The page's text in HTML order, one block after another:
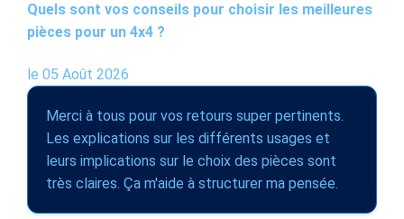
Quels sont vos conseils pour choisir les meilleures
pièces pour un 4x4 ?
le 05 Août 2026
Merci à tous pour vos retours super pertinents.
Les explications sur les différents usages et
leurs implications sur le choix des pièces sont
très claires. Ça m'aide à structurer ma pensée.